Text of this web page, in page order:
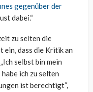
gegenüber der
dabei.“
zu selten die
ein, dass die Kritik an
selbst bin mein
ich zu selten
ist berechtigt“,